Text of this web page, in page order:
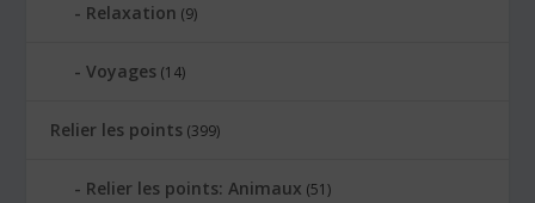
Relaxation (9)
Voyages (14)
Relier les points (399)
Relier les points: Animaux (51)